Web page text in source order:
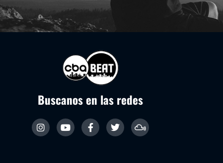
Buscanos en las redes